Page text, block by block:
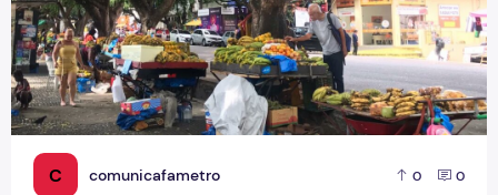
C comunicafametro 0 0